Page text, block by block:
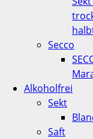
Secco
Alkoholfrei
Sekt
Saft